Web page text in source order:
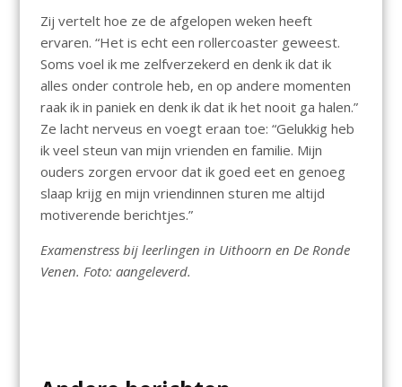
Zij vertelt hoe ze de afgelopen weken heeft
ervaren. “Het is echt een rollercoaster geweest.
Soms voel ik me zelfverzekerd en denk ik dat ik
alles onder controle heb, en op andere momenten
raak ik in paniek en denk ik dat ik het nooit ga halen.”
Ze lacht nerveus en voegt eraan toe: “Gelukkig heb
ik veel steun van mijn vrienden en familie. Mijn
ouders zorgen ervoor dat ik goed eet en genoeg
slaap krijg en mijn vriendinnen sturen me altijd
motiverende berichtjes.”
Examenstress bij leerlingen in Uithoorn en De Ronde
Venen. Foto: aangeleverd.